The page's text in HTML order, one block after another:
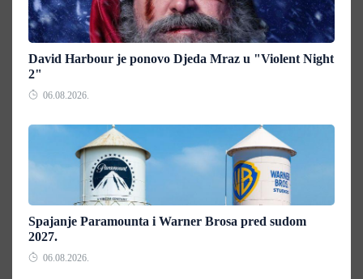
David Harbour je ponovo Djeda Mraz u "Violent Night
2"
06.08.2026.
Spajanje Paramounta i Warner Brosa pred sudom
2027.
06.08.2026.